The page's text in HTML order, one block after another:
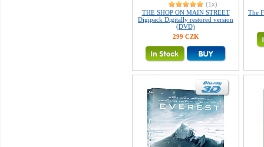
(1x)
THE SHOP ON MAIN STREET
Digipack Digitally restored version
(DVD)
299 CZK
The